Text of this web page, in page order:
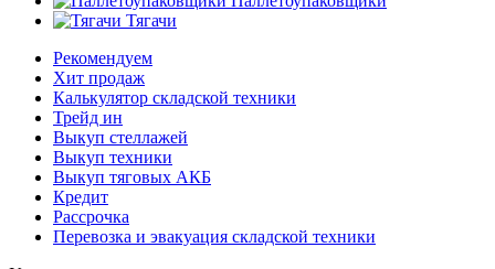
Тягачи
Рекомендуем
Хит продаж
Калькулятор складской техники
Трейд ин
Выкуп стеллажей
Выкуп техники
Выкуп тяговых АКБ
Кредит
Рассрочка
Перевозка и эвакуация складской техники